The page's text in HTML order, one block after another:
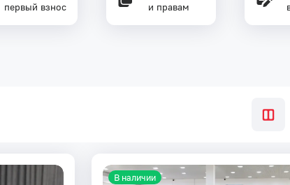
первый взнос
и правам
В наличии